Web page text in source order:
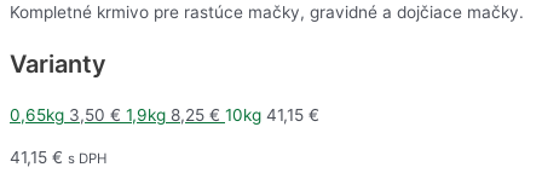
Kompletné krmivo pre rastúce mačky, gravidné a dojčiace mačky.
Varianty
0,65kg 3,50 € 1,9kg 8,25 € 10kg 41,15 €
41,15 € s DPH